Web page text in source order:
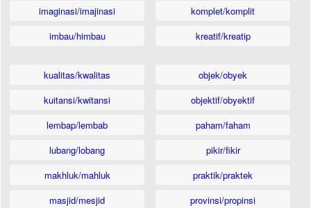
imaginasi/imajinasi
imbau/himbau
komplet/komplit
kreatif/kreatip
kualitas/kwalitas
kuitansi/kwitansi
lembap/lembab
lubang/lobang
makhluk/mahluk
masjid/mesjid
objek/obyek
objektif/obyektif
paham/faham
pikir/fikir
praktik/praktek
provinsi/propinsi